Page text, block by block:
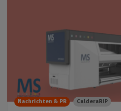
Nachrichten & PR CalderaRIP